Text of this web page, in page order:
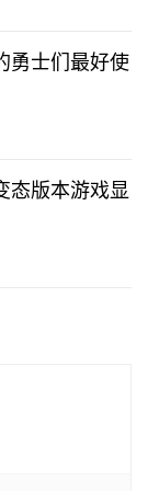
勇士们最好使
态版本游戏显